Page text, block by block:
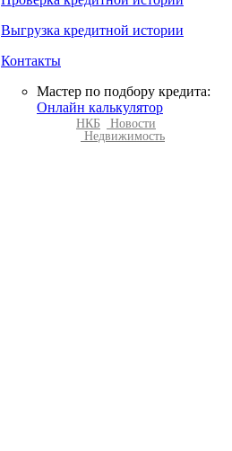
Выгрузка кредитной истории
Контакты
Мастер по подбору кредита:
Онлайн калькулятор
НКБ
Новости
Недвижимость